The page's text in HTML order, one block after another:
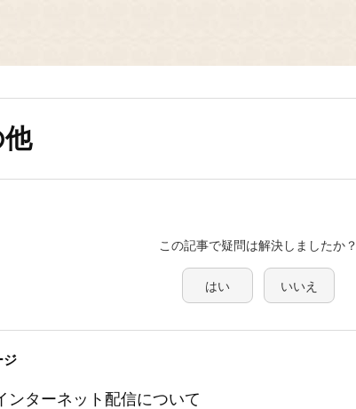
この記事で疑問は解決しましたか？
はい いいえ
ジ
ンターネット配信について